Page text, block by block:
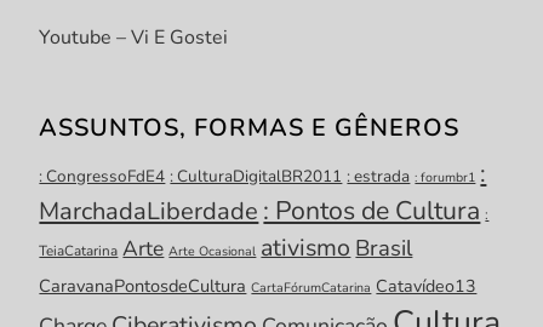
Youtube – Vi E Gostei
ASSUNTOS, FORMAS E GÊNEROS
: CongressoFdE4 : CulturaDigitalBR2011 : estrada : forumbr1 :
MarchadaLiberdade : Pontos de Cultura :
TeiaCatarina Arte Arte Ocasional ativismo Brasil
CaravanaPontosdeCultura CartaFórumCatarina Catavídeo13